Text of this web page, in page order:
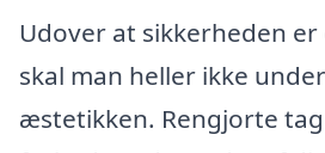
Udover at sikkerheden
skal man heller ikke
æstetikken. Rengjorte